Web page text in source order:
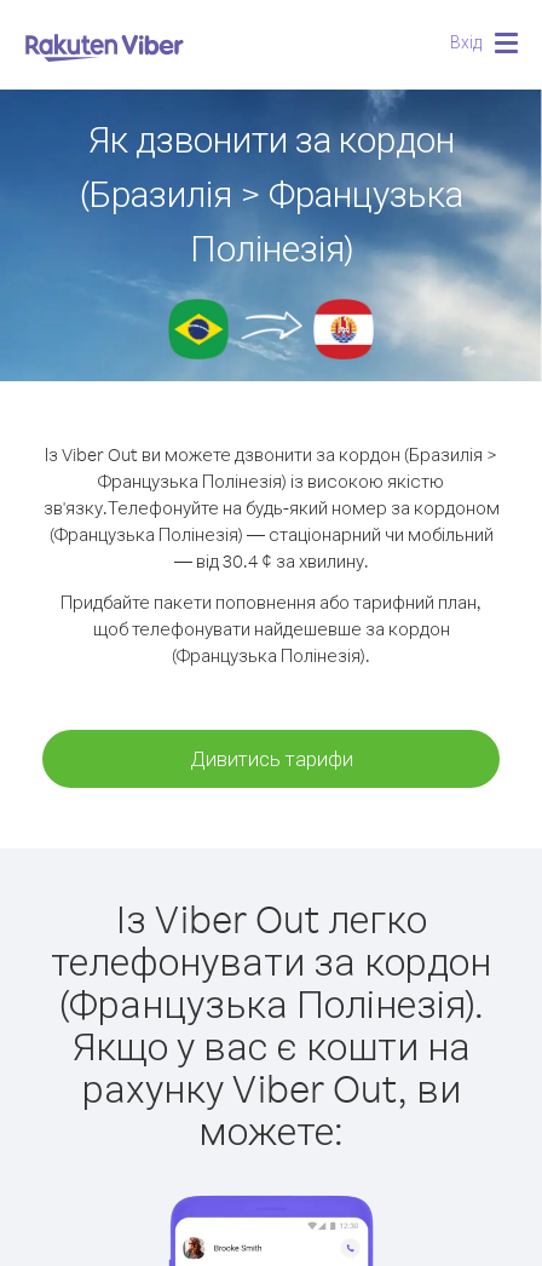
Вхід
Як дзвонити за кордон
(Бразилія > Французька
Полінезія)
Із Viber Out ви можете дзвонити за кордон (Бразилія >
Французька Полінезія) із високою якістю
зв'язку.Телефонуйте на будь-який номер за кордоном
(Французька Полінезія) — стаціонарний чи мобільний
— від 30.4 ¢ за хвилину.
Придбайте пакети поповнення або тарифний план,
щоб телефонувати найдешевше за кордон
(Французька Полінезія).
Дивитись тарифи
Із Viber Out легко
телефонувати за кордон
(Французька Полінезія).
Якщо у вас є кошти на
рахунку Viber Out, ви
можете: